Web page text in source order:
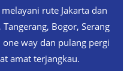
rute Jakarta dan
Bogor, Serang
way dan pulang pergi
amat terjangkau.